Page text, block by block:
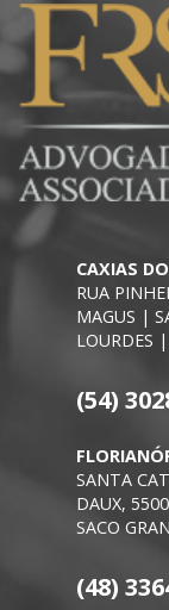
CAXIAS
RUA
MAGUS |
LOURDES
(54)
SANTA
DAUX,
SACO
(48)